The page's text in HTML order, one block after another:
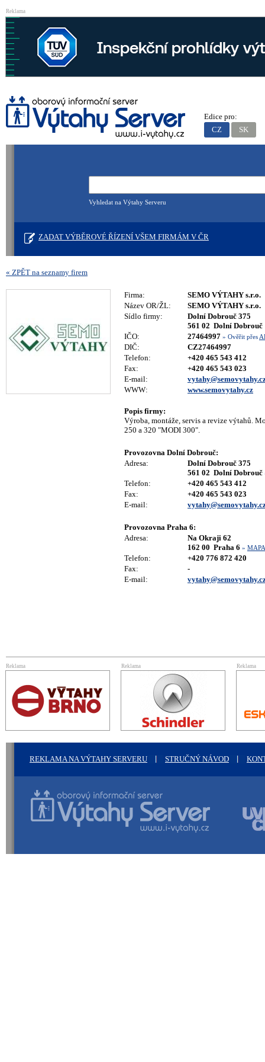
Reklama
Vyhledat na Výtahy Serveru
ZADAT VÝBĚROVÉ ŘÍZENÍ VŠEM FIRMÁM V ČR
Edice pro:
CZ
SK
« ZPĚT na seznamy firem
Firma:
SEMO VÝTAHY s.r.o.
Název OR/ŽL:
SEMO VÝTAHY s.r.o.
Sídlo firmy:
Dolní Dobrouč 375
561 02 Dolní Dobrouč
IČO:
27464997 » Ověřit přes
DIČ:
CZ27464997
Telefon:
+420 465 543 412
Fax:
+420 465 543 023
E-mail:
WWW:
www.semovytahy.cz
Popis firmy:
Výroba, montáže, servis a revize výtahů.
250 a 320 "MODI 300".
Provozovna Dolní Dobrouč:
Adresa:
Dolní Dobrouč 375
561 02 Dolní Dobrouč
Telefon:
+420 465 543 412
Fax:
+420 465 543 023
E-mail:
Provozovna Praha 6:
Adresa:
Na Okraji 62
162 00 Praha 6 » MAPA
Telefon:
+420 776 872 420
Fax:
-
E-mail:
Reklama Reklama Reklama
REKLAMA NA VÝTAHY SERVERU STRUČNÝ NÁVOD